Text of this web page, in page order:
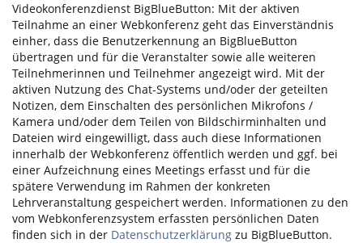
Videokonferenzdienst BigBlueButton: Mit der aktiven
Teilnahme an einer Webkonferenz geht das Einverständnis
einher, dass die Benutzerkennung an BigBlueButton
übertragen und für die Veranstalter sowie alle weiteren
Teilnehmerinnen und Teilnehmer angezeigt wird. Mit der
aktiven Nutzung des Chat-Systems und/oder der geteilten
Notizen, dem Einschalten des persönlichen Mikrofons /
Kamera und/oder dem Teilen von Bildschirminhalten und
Dateien wird eingewilligt, dass auch diese Informationen
innerhalb der Webkonferenz öffentlich werden und ggf. bei
einer Aufzeichnung eines Meetings erfasst und für die
spätere Verwendung im Rahmen der konkreten
Lehrveranstaltung gespeichert werden. Informationen zu den
vom Webkonferenzsystem erfassten persönlichen Daten
finden sich in der Datenschutzerklärung zu BigBlueButton.